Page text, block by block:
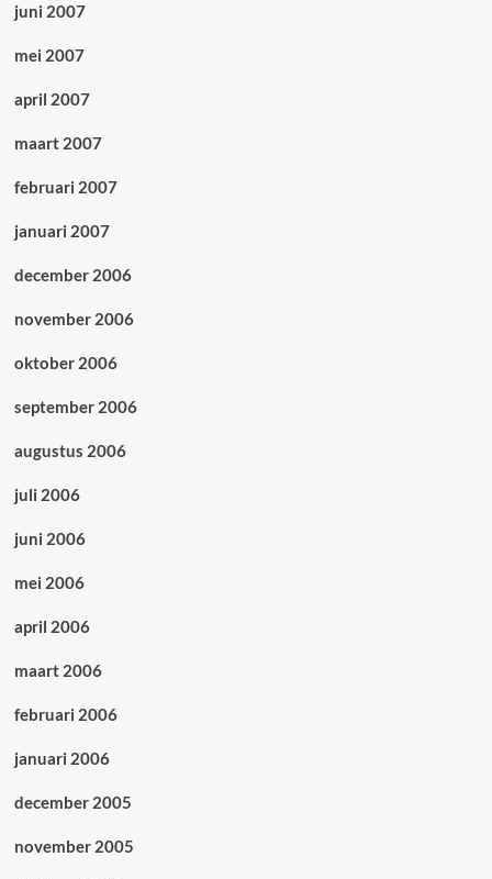
juni 2007
mei 2007
april 2007
maart 2007
februari 2007
januari 2007
december 2006
november 2006
oktober 2006
september 2006
augustus 2006
juli 2006
juni 2006
mei 2006
april 2006
maart 2006
februari 2006
januari 2006
december 2005
november 2005